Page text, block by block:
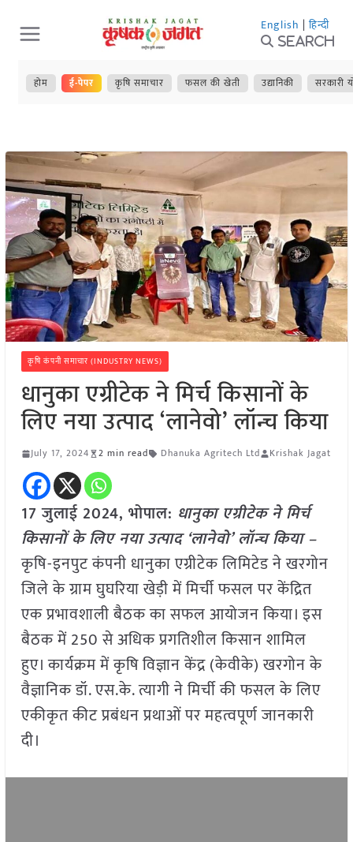
Skip
to
content
English | हिन्दी
Search
होम ई-पेपर कृषि समाचार फसल की खेती उद्यानिकी सरकारी
कृषि कंपनी समाचार (INDUSTRY NEWS)
धानुका एग्रीटेक ने मिर्च किसानों के
लिए नया उत्पाद ‘लानेवो’ लॉन्च किया
July 17, 2024 2 min read Dhanuka Agritech Ltd Krishak Jagat
17 जुलाई 2024, भोपाल: धानुका एग्रीटेक ने मिर्च
किसानों के लिए नया उत्पाद ‘लानेवो’ लॉन्च किया –
कृषि-इनपुट कंपनी धानुका एग्रीटेक लिमिटेड ने खरगोन
जिले के ग्राम घुघरिया खेड़ी में मिर्ची फसल पर केंद्रित
एक प्रभावशाली बैठक का सफल आयोजन किया। इस
बैठक में 250 से अधिक प्रगतिशील किसान शामिल
हुए। कार्यक्रम में कृषि विज्ञान केंद्र (केवीके) खरगोन के
वैज्ञानिक डॉ. एस.के. त्यागी ने मिर्ची की फसल के लिए
एकीकृत कीट प्रबंधन प्रथाओं पर महत्वपूर्ण जानकारी
दी।